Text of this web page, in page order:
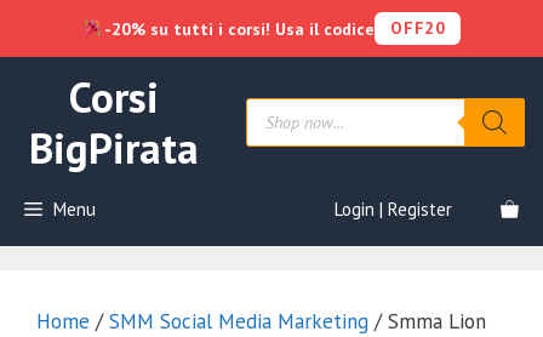
contenuto
Corsi
BigPirata
Products
search
Menu Login | Register
Home /SMM Social Media Marketing / Smma Lion
-20% su tutti i corsi! Usa il codice OFF20